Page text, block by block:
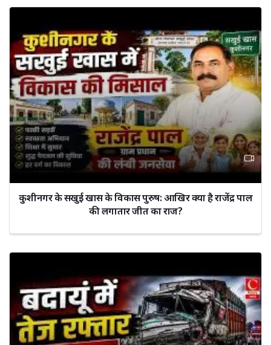
कुशीनगर के सखुई खास के विकास पुरुष: आखिर क्या है राजेंद्र पाल
की लगातार जीत का राज?